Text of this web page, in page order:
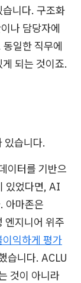
니다. 구조화
나 담당자에
일한 직무에
되는 것이죠.
있습니다.
이터를 기반으
있었다면, AI
아마존은
지니어 위주
익하게 평가
습니다. ACLU
것이 아니라